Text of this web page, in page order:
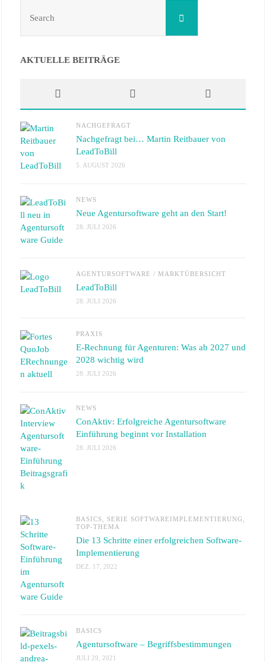
Search
AKTUELLE BEITRÄGE
NACHGEFRAGT
Nachgefragt bei… Martin Reitbauer von
LeadToBill
5. AUGUST 2026
NEWS
Neue Agentursoftware geht an den Start!
28. JULI 2026
AGENTURSOFTWARE / MARKTÜBERSICHT
LeadToBill
28. JULI 2026
PRAXIS
E-Rechnung für Agenturen: Was ab 2027 und
2028 wichtig wird
28. JULI 2026
NEWS
ConAktiv: Erfolgreiche Agentursoftware
Einführung beginnt vor Installation
28. JULI 2026
BASICS SERIE SOFTWAREIMPLEMENTIERUNG
TOP-THEMA
Die 13 Schritte einer erfolgreichen Software-
Implementierung
DEZ. 17, 2022
BASICS
Agentursoftware – Begriffsbestimmungen
JULI 29, 2021